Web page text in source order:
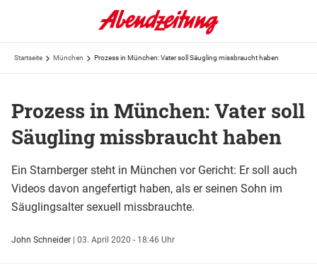
Startseite München Prozess in München: Vater soll Säugling missbraucht haben
Prozess in München: Vater soll
Säugling missbraucht haben
Ein Starnberger steht in München vor Gericht: Er soll auch
Videos davon angefertigt haben, als er seinen Sohn im
Säuglingsalter sexuell missbrauchte.
John Schneider | 03. April 2020 - 18:46 Uhr